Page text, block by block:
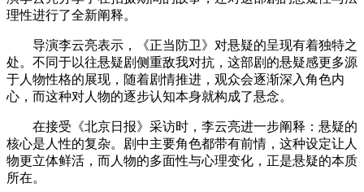
理性进行了全新阐释。
导演李云亮表示，《正当防卫》对悬疑的呈现有着独特之
处。不同于以往悬疑剧侧重敌我对抗，这部剧的悬疑感更多源
于人物性格的展现，随着剧情推进，观众会逐渐深入角色内
心，而这种对人物的逐步认知本身就构成了悬念。
在接受《北京日报》采访时，李云亮进一步阐释：悬疑的
核心是人性的复杂。剧中主要角色都带有前情，这种设定让人
物更立体鲜活，而人物的多面性与心理变化，正是悬疑的本质
所在。